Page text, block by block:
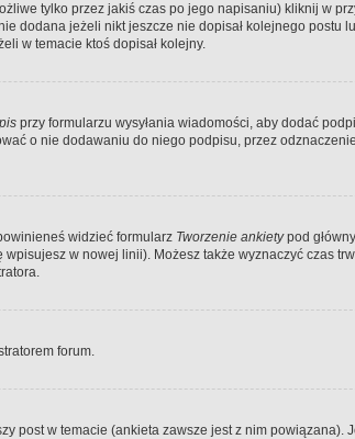
tylko przez jakiś czas po jego napisaniu) kliknij w
dodana jeżeli nikt jeszcze nie dopisał kolejnego postu
w temacie ktoś dopisał kolejny.
przy formularzu wysyłania wiadomości, aby dodać
o nie dodawaniu do niego podpisu, przez
widzieć formularz Tworzenie ankietypod
w nowej linii). Możesz także wyznaczyć czas
forum.
w temacie (ankieta zawsze jest z nim powiązana).